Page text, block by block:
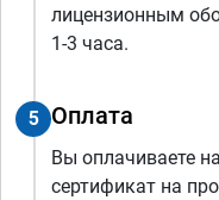
лицензионным
1-3 часа.
5 Оплата
Вы оплачиваете
сертификат на